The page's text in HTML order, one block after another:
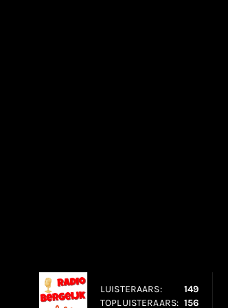
LUISTERAARS:
149
TOPLUISTERAARS: 156